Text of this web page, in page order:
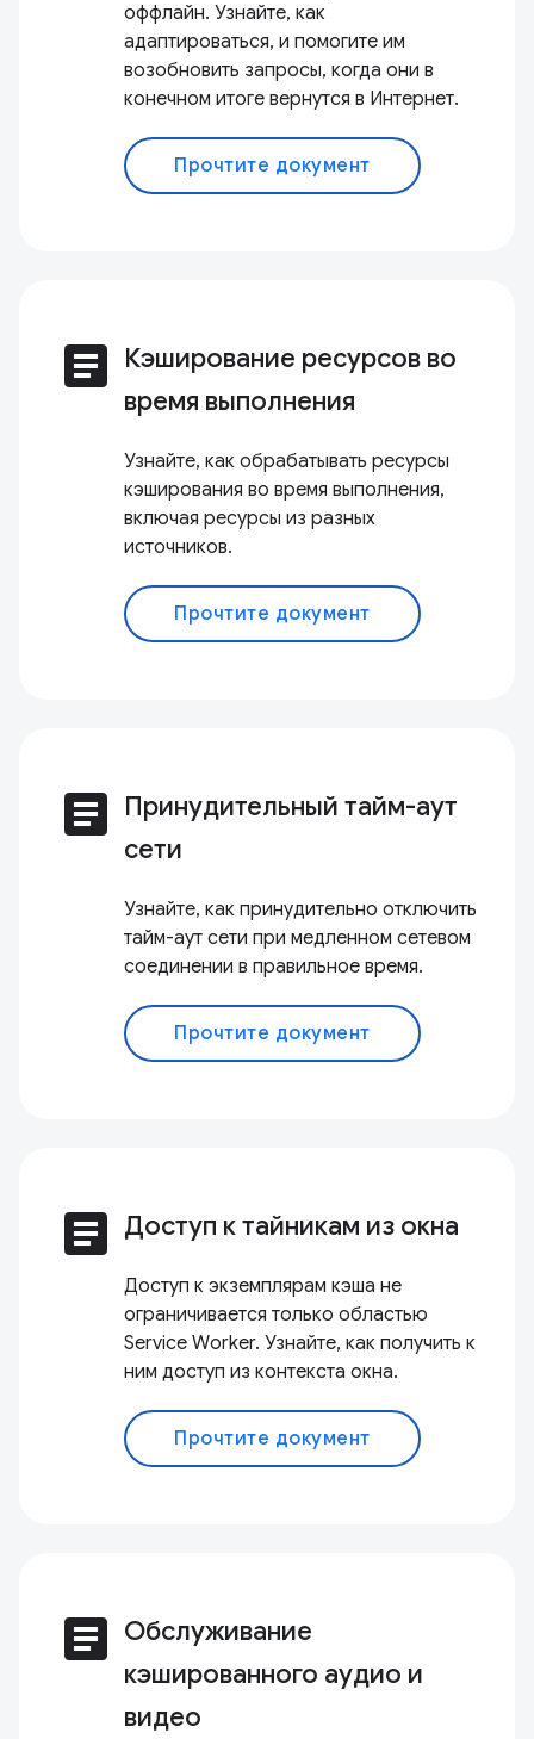
оффлайн. Узнайте, как
адаптироваться, и помогите им
возобновить запросы, когда они в
конечном итоге вернутся в Интернет.
Прочтите документ
article Кэширование ресурсов во
время выполнения
Узнайте, как обрабатывать ресурсы
кэширования во время выполнения,
включая ресурсы из разных
источников.
Прочтите документ
article Принудительный тайм-аут
сети
Узнайте, как принудительно отключить
тайм-аут сети при медленном сетевом
соединении в правильное время.
Прочтите документ
article Доступ к тайникам из окна
Доступ к экземплярам кэша не
ограничивается только областью
Service Worker. Узнайте, как получить к
ним доступ из контекста окна.
Прочтите документ
article Обслуживание
кэшированного аудио и
видео